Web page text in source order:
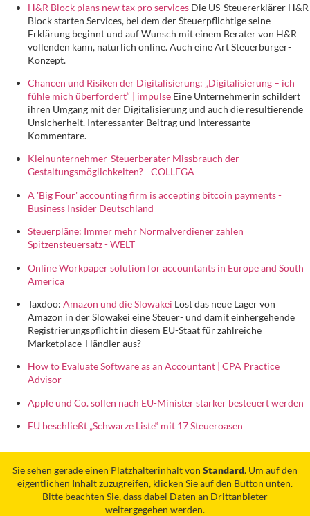
H&R Block plans new tax pro services Die US-Steuererklärer H&R
Block starten Services, bei dem der Steuerpflichtige seine
Erklärung beginnt und auf Wunsch mit einem Berater von H&R
vollenden kann, natürlich online. Auch eine Art Steuerbürger-
Konzept.
Chancen und Risiken der Digitalisierung: „Digitalisierung – ich
fühle mich überfordert“ | impulse Eine Unternehmerin schildert
ihren Umgang mit der Digitalisierung und auch die resultierende
Unsicherheit. Interessanter Beitrag und interessante
Kommentare.
Kleinunternehmer-Steuerberater Missbrauch der
Gestaltungsmöglichkeiten? - COLLEGA
A 'Big Four' accounting firm is accepting bitcoin payments -
Business Insider Deutschland
Steuerpläne: Immer mehr Normalverdiener zahlen
Spitzensteuersatz - WELT
Online Workpaper solution for accountants in Europe and South
America
Taxdoo: Amazon und die Slowakei Löst das neue Lager von
Amazon in der Slowakei eine Steuer- und damit einhergehende
Registrierungspflicht in diesem EU-Staat für zahlreiche
Marketplace-Händler aus?
How to Evaluate Software as an Accountant | CPA Practice
Advisor
Apple und Co. sollen nach EU-Minister stärker besteuert werden
EU beschließt „Schwarze Liste“ mit 17 Steueroasen
Sie sehen gerade einen Platzhalterinhalt von Standard. Um auf den
eigentlichen Inhalt zuzugreifen, klicken Sie auf den Button unten.
Bitte beachten Sie, dass dabei Daten an Drittanbieter
weitergegeben werden.